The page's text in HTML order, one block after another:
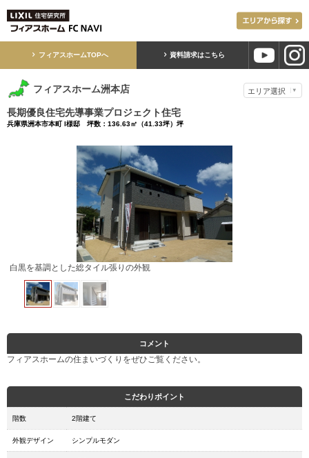
フィアスホームTOPへ 資料請求はこちら
フィアスホーム洲本店
長期優良住宅先導事業プロジェクト住宅
兵庫県洲本市本町 I様邸 坪数：136.63㎡（41.33坪）坪
コメント
フィアスホームの住まいづくりをぜひご覧ください。
こだわりポイント
階数 2階建て
外観デザイン シンプルモダン